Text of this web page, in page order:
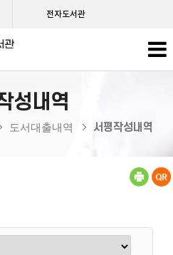
전자도서관
성내역
도서대출내역 서평작성내역